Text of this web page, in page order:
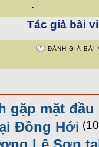
.
Tác giả bài
ĐÁNH GIÁ BÀI
gặp mặt đầu
Đồng Hới